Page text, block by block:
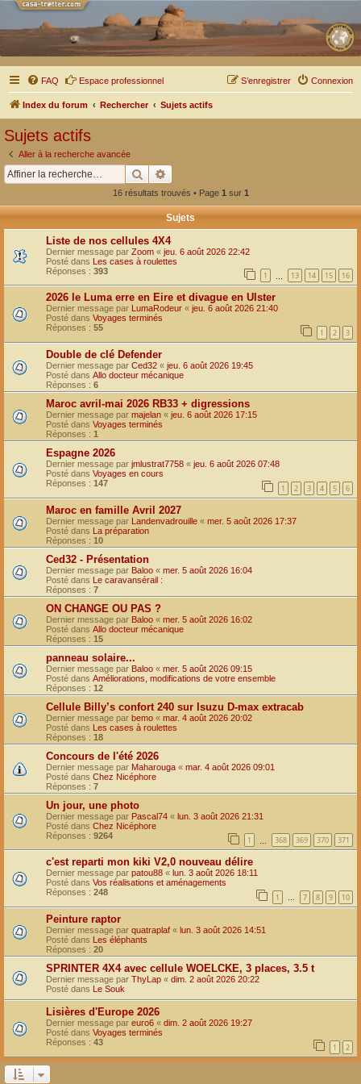
FAQ Espace professionnel Connexion
S’enregistrer
Index du forum Rechercher Sujets actifs
Sujets actifs
Aller à la recherche avancée
Rechercher
16 résultats trouvés • Page 1 sur 1
Sujets
Liste de nos cellules 4X4
Dernier message par Zoom « jeu. 6 août 2026 22:42
Posté dans Les cases à roulettes
Réponses : 393 1 13 14 15 16
2026 le Luma erre en Eire et divague en Ulster
Dernier message par LumaRodeur « jeu. 6 août 2026 21:40
Posté dans Voyages terminés
Réponses : 55 1 2 3
Double de clé Defender
Dernier message par Ced32 « jeu. 6 août 2026 19:45
Posté dans Allo docteur mécanique
Réponses : 6
Maroc avril-mai 2026 RB33 + digressions
Dernier message par majelan « jeu. 6 août 2026 17:15
Posté dans Voyages terminés
Réponses : 1
Espagne 2026
Dernier message par jmlustrat7758 « jeu. 6 août 2026 07:48
Posté dans Voyages en cours
Réponses : 147 1 2 3 4 5 6
Maroc en famille Avril 2027
Dernier message par Landenvadrouille « mer. 5 août 2026 17:37
Posté dans La préparation
Réponses : 10
Ced32 - Présentation
Dernier message par Baloo « mer. 5 août 2026 16:04
Posté dans Le caravansérail :
Réponses : 7
ON CHANGE OU PAS ?
Dernier message par Baloo « mer. 5 août 2026 16:02
Posté dans Allo docteur mécanique
Réponses : 15
panneau solaire...
Dernier message par Baloo « mer. 5 août 2026 09:15
Posté dans Améliorations, modifications de votre ensemble
Réponses : 12
Cellule Billy’s confort 240 sur Isuzu D-max extracab
Dernier message par bemo « mar. 4 août 2026 20:02
Posté dans Les cases à roulettes
Réponses : 18
Concours de l'été 2026
Dernier message par Maharouga « mar. 4 août 2026 09:01
Posté dans Chez Nicéphore
Réponses : 7
Un jour, une photo
Dernier message par Pascal74 « lun. 3 août 2026 21:31
Posté dans Chez Nicéphore
Réponses : 9264 1 368 369 370 371
c'est reparti mon kiki V2,0 nouveau délire
Dernier message par patou88 « lun. 3 août 2026 18:11
Posté dans Vos réalisations et aménagements
Réponses : 248 1 … 7 8 9 10
Peinture raptor
Dernier message par quatraplaf « lun. 3 août 2026 14:51
Posté dans Les éléphants
Réponses : 20
SPRINTER 4X4 avec cellule WOELCKE, 3 places, 3.5 t
Dernier message par ThyLap « dim. 2 août 2026 20:22
Posté dans Le Souk
Lisières d'Europe 2026
Dernier message par euro6 « dim. 2 août 2026 19:27
Posté dans Voyages terminés
Réponses : 43 1 2